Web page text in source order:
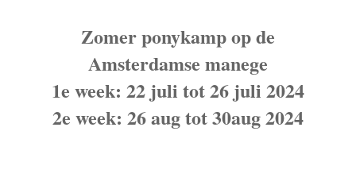
Zomer ponykamp op de
Amsterdamse manege
1e week: 22 juli tot 26 juli 2024
2e week: 26 aug tot 30aug 2024